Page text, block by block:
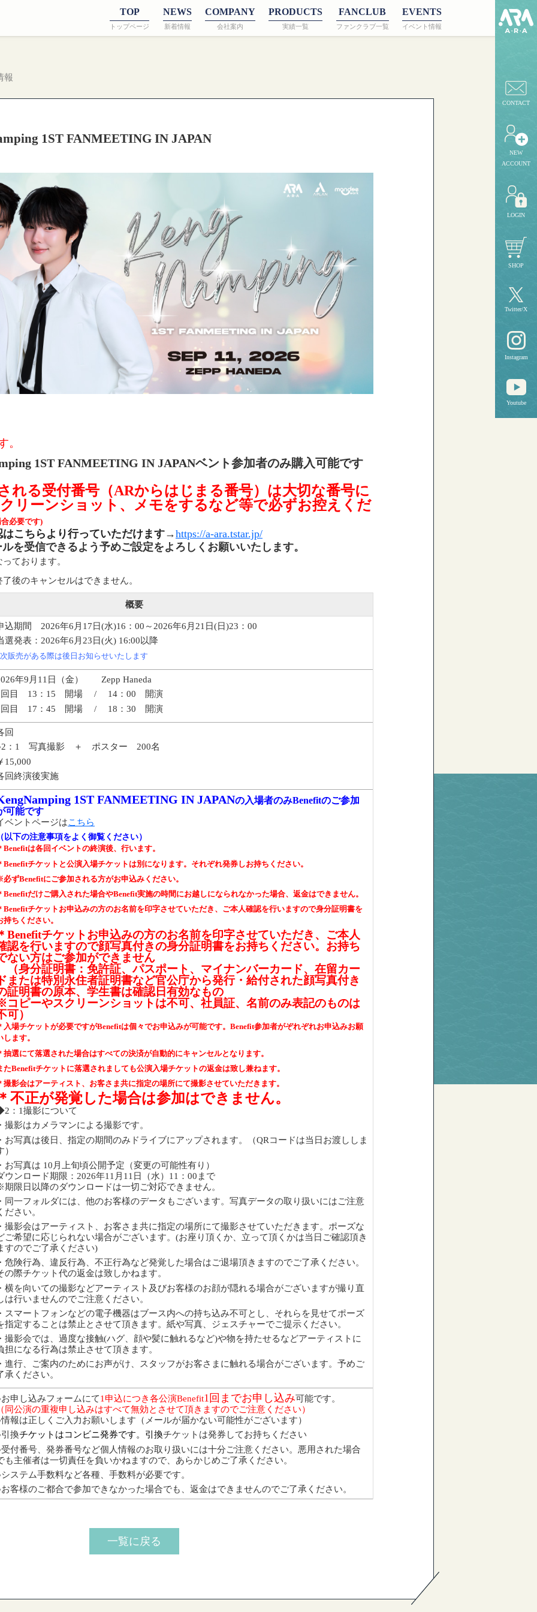
TOP
トップページ
NEWS
新着情報
COMPANY
会社案内
PRODUCTS
実績一覧
FANCLUB
ファンクラブ一覧
EVENTS
イベント情報
報
1ST FANMEETING IN JAPAN
。
1ST FANMEETING IN JAPANベント参加者のみ購入可能です
れる受付番号（ARからはじまる番号）は大切な番号に
リーンショット、メモをするなど等で必ずお控えくだ
必要です)
こちらより行っていただけます→https://a-ara.tstar.jp/
を受信できるよう予めご設定をよろしくお願いいたします。
っております。
後のキャンセルはできません。
概要
込期間 2026年6月17日(水)16：00～2026年6月21日(日)23：00
選発表：2026年6月23日(火) 16:00以降
販売がある際は後日お知らせいたします
年9月11日（金） Zepp Haneda
回目 13：15 開場 / 14：00 開演
回目 17：45 開場 / 18：30 開演
回
：1 写真撮影 ＋ ポスター 200名
15,000
回終演後実施
1ST FANMEETING IN JAPANの入場者のみBenefitのご参加
可能です
ベントページはこちら
以下の注意事項をよく御覧ください）
Benefitは各回イベントの終演後、行います。
Benefitチケットと公演入場チケットは別になります。それぞれ発券しお持ちください。
ずBenefitにご参加される方がお申込みください。
Benefitだけご購入された場合やBenefit実施の時間にお越しになられなかった場合、返金はできません。
Benefitチケットお申込みの方のお名前を印字させていただき、 ご本人確認を行いますので身分証明書を
持ちください。
Benefitチケットお申込みの方のお名前を印字させていただき、ご本人
認を行いますので顔写真付きの身分証明書をお持ちください。お持ち
ない方はご参加ができません
身分証明書：免許証、パスポート、マイナンバーカード、在留カー
または特別永住者証明書など官公庁から発行・給付された顔写真付き
証明書の原本、学生書は確認日有効なもの
コピーやスクリーンショットは不可、社員証、名前のみ表記のものは
可）
入場チケットが必要ですがBenefitは個々でお申込みが可能です。Benefit参加者がぞれぞれお申込みお願
します。
抽選にて落選された場合はすべての決済が自動的にキャンセルとなります。
たBenefitチケットに落選されましても公演入場チケットの返金は致し兼ねます。
撮影会はアーティスト、お客さま共に指定の場所にて撮影させていただきます。
不正が発覚した場合は参加はできません。
： 1撮影について
撮影はカメラマンによる撮影です。
お写真は後日、指定の期間のみドライブにアップされます。（QRコードは当日お渡ししま
）
お写真は 10月上旬頃公開予定（変更の可能性有り）
ウンロード期限： 2026年11月11日（水） 11 ： 00 まで
期限日以降のダウンロードは一切ご対応できません。
同一フォルダには、他のお客様のデータもございます。写真データの取り扱いにはご注意
ださい。
撮影会はアーティスト、お客さま共に指定の場所にて撮影させていただきます。ポーズな
ご希望に応じられない場合がございます。 (お座り頂くか、立って頂くかは当日ご確認頂き
すのでご了承ください)
危険行為、違反行為、不正行為など発覚した場合はご退場頂きますのでご了承ください。
の際チケット代の返金は致しかねます。
横を向いての撮影などアーティスト及びお客様のお顔が隠れる場合がございますが撮り直
は行いませんのでご注意ください。
スマートフォンなどの電子機器はブース内への持ち込み不可とし、それらを見せてポーズ
指定することは禁止とさせて頂きます。紙や写真、ジェスチャーでご提示ください。
撮影会では、過度な接触(ハグ、顔や髪に触れるなど)や物を持たせるなどアーティストに
担になる行為は禁止させて頂きます。
進行、ご案内のためにお声がけ、スタッフがお客さまに触れる場合がございます。予めご
承ください。
申し込みフォームにて1申込につき各公演Benefit1回までお申し込み可能です。
同公演の重複申し込みはすべて無効とさせて頂きますのでご注意ください）
報は正しくご入力お願いします（メールが届かない可能性がございます）
換チケットはコンビニ発券です。引換チケットは発券してお持ちください
受付番号、発券番号など個人情報のお取り扱いには十分ご注意ください。悪用された場合
も主催者は一切責任を負いかねますので、あらかじめご了承ください。
ステム手数料など各種、手数料が必要です。
客様のご都合で参加できなかった場合でも、返金はできませんのでご了承ください。
一覧に戻る
CONTACT
NEW
ACCOUNT
LOGIN
SHOP
Twitter/X
Instagram
Youtube